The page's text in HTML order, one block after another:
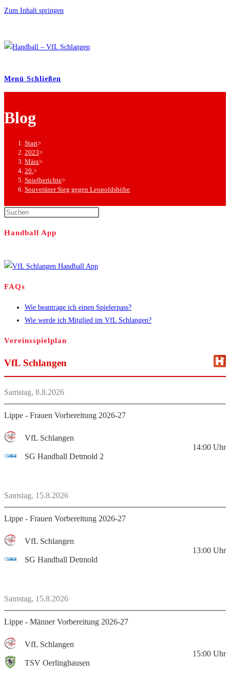
Zum Inhalt springen
Menü Schließen
Blog
Start>
2023>
März>
20. >
Spielberichte>
Souveräner Sieg gegen Leopoldshöhe
Handball App
FAQs
Wie beantrage ich einen Spielerpass?
Wie werde ich Mitglied im VfL Schlangen?
Vereinsspielplan
VfL Schlangen
Samstag, 8.8.2026
Lippe - Frauen Vorbereitung 2026-27
VfL Schlangen
SG Handball Detmold 2
14:00 Uhr
Samstag, 15.8.2026
Lippe - Frauen Vorbereitung 2026-27
VfL Schlangen
SG Handball Detmold
13:00 Uhr
Samstag, 15.8.2026
Lippe - Männer Vorbereitung 2026-27
VfL Schlangen
TSV Oerlinghausen
15:00 Uhr